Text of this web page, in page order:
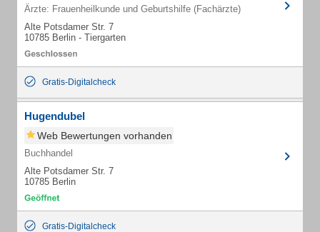
Ärzte: Frauenheilkunde und Geburtshilfe (Fachärzte)
Alte Potsdamer Str. 7
10785 Berlin - Tiergarten
Gratis-Digitalcheck
Hugendubel
Web Bewertungen vorhanden
Buchhandel
Alte Potsdamer Str. 7
10785 Berlin
Gratis-Digitalcheck